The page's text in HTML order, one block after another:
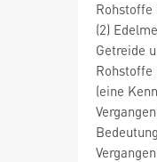
Rohstoffe
(2)
Getreide
(eine